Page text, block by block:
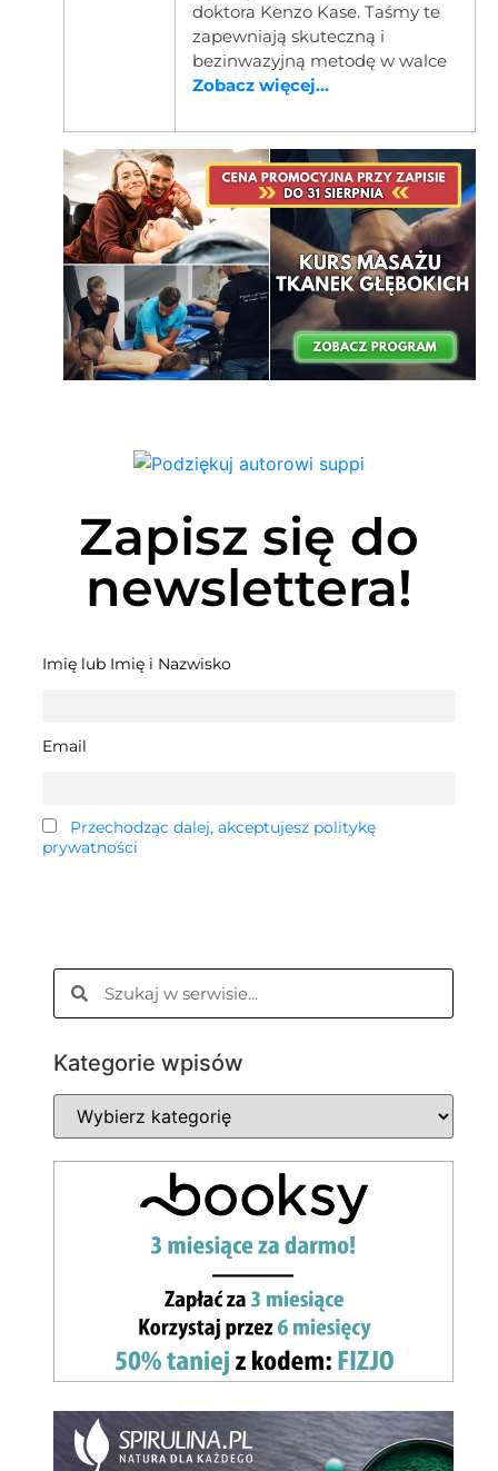
doktora Kenzo Kase. Taśmy te
zapewniają skuteczną i
bezinwazyjną metodę w walce
Zobacz więcej...
Zapisz się do
newslettera!
Imię lub Imię i Nazwisko
Email
Przechodząc dalej, akceptujesz politykę
prywatności
Kategorie wpisów